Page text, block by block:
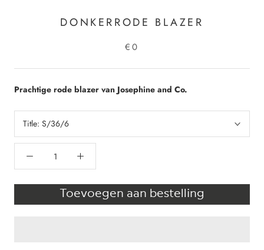
DONKERRODE BLAZER
€0
Prachtige rode blazer van Josephine and Co.
Title: S/36/6
Toevoegen aan bestelling